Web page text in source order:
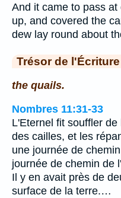
And it came to pass
up, and covered the
dew lay round about
Trésor de l'Écriture
the quails.
Nombres 11:31-33
L'Eternel fit souffler
des cailles, et les
une journée de
journée de chemin de
Il y en avait près de
surface de la terre.…